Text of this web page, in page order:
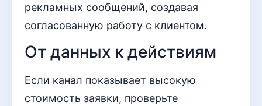
рекламных сообщений, создавая
согласованную работу с клиентом.
От данных к действиям
Если канал показывает высокую
стоимость заявки, проверьте